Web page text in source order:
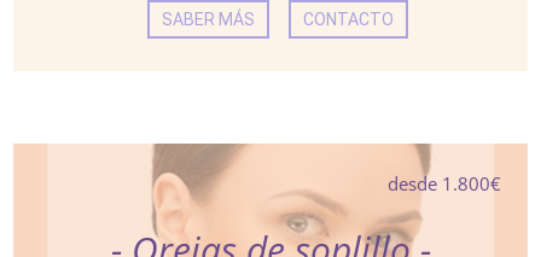
SABER MÁS CONTACTO
desde 1.800€